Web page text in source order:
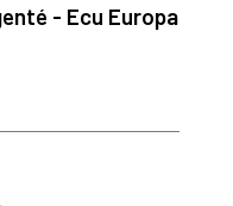
- Ecu Europa